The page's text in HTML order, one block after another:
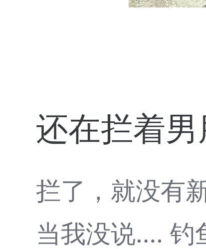
还在拦着
拦了，就没有
当我没说…. 钓